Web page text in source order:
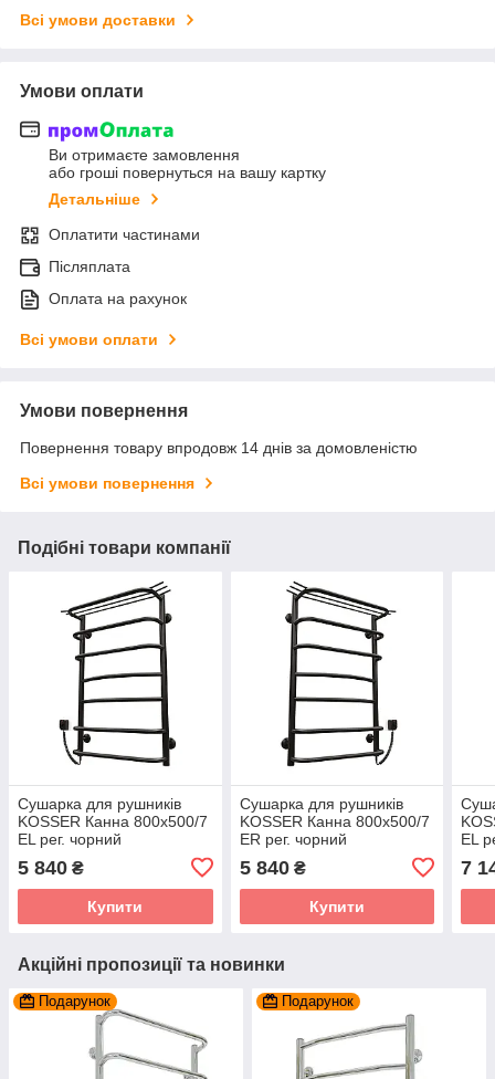
Всі умови доставки
Умови оплати
Ви отримаєте замовлення
або гроші повернуться на вашу картку
Детальніше
Оплатити частинами
Післяплата
Оплата на рахунок
Всі умови оплати
Умови повернення
Повернення товару впродовж 14 днів за домовленістю
Всі умови повернення
Подібні товари компанії
Сушарка для рушників
KOSSER Канна 800х500/7
EL рег. чорний
5 840 ₴
Купити
Сушарка для рушників
KOSSER Канна 800х500/7
ЕR рег. чорний
5 840₴
Купити
EL
7
Акційні пропозиції та новинки
Подарунок Подарунок